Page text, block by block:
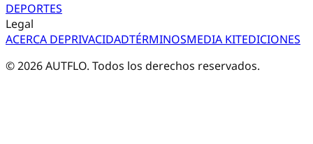
DEPORTES
Legal
ACERCA DEPRIVACIDADTÉRMINOSMEDIA KITEDICIONES
©2026AUTFLO. Todos los derechos reservados.